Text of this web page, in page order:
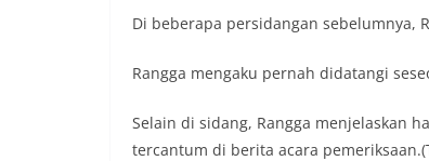
Di beberapa persidangan sebelumnya,
Rangga mengaku pernah didatangi
Selain di sidang, Rangga menjelaskan
tercantum di berita acara